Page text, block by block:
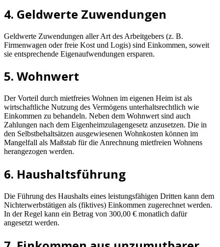
4. Geldwerte Zuwendungen
Geldwerte Zuwendungen aller Art des Arbeitgebers (z. B.
Firmenwagen oder freie Kost und Logis) sind Einkommen, soweit
sie entsprechende Eigenaufwendungen ersparen.
5. Wohnwert
Der Vorteil durch mietfreies Wohnen im eigenen Heim ist als
wirtschaftliche Nutzung des Vermögens unterhaltsrechtlich wie
Einkommen zu behandeln. Neben dem Wohnwert sind auch
Zahlungen nach dem Eigenheimzulagengesetz anzusetzen. Die in
den Selbstbehaltsätzen ausgewiesenen Wohnkosten können im
Mangelfall als Maßstab für die Anrechnung mietfreien Wohnens
herangezogen werden.
6. Haushaltsführung
Die Führung des Haushalts eines leistungsfähigen Dritten kann dem
Nichterwerbstätigen als (fiktives) Einkommen zugerechnet werden.
In der Regel kann ein Betrag von 300,00 € monatlich dafür
angesetzt werden.